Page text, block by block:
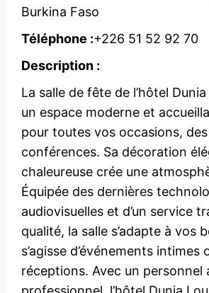
Burkina Faso
Téléphone :+226 51 52 92 70
Description :
La salle de fête de l’hôtel
un espace moderne et
pour toutes vos occasions,
conférences. Sa décoration
chaleureuse crée une
Équipée des dernières
audiovisuelles et d’un service
qualité, la salle s’adapte à vos
s’agisse d’événements intimes
réceptions. Avec un